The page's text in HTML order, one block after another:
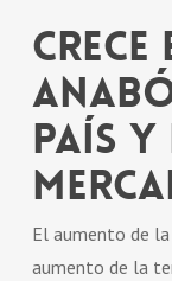
Crece
País
El aumento de
aumento de la